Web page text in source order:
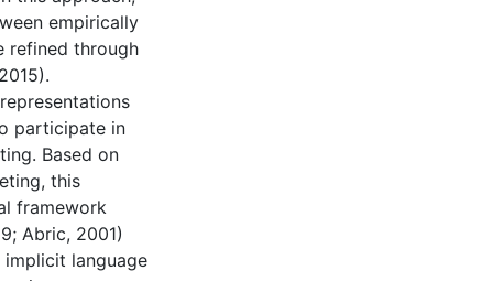
empirically
refined through
participate in
Based on
this
framework
Abric, 2001)
language